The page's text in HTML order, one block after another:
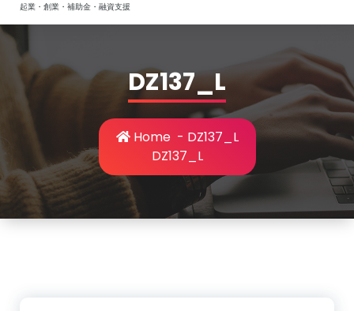
起業・創業・補助金・融資支援
DZ137_L
Home- DZ137_L
DZ137_L